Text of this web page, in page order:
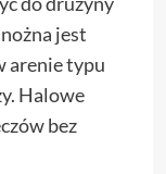
jest
arenie typu
Halowe
bez